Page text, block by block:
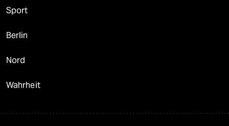
Sport
Berlin
Nord
Wahrheit